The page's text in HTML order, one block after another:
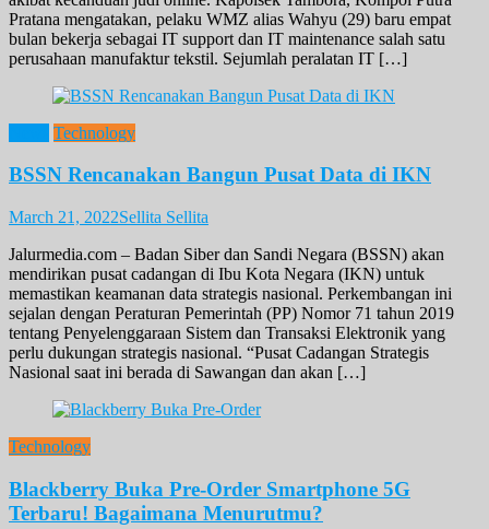
Pratana mengatakan, pelaku WMZ alias Wahyu (29) baru empat
bulan bekerja sebagai IT support dan IT maintenance salah satu
perusahaan manufaktur tekstil. Sejumlah peralatan IT […]
Technology
BSSN Rencanakan Bangun Pusat Data di IKN
March 21, 2022Sellita Sellita
Jalurmedia.com – Badan Siber dan Sandi Negara (BSSN) akan
mendirikan pusat cadangan di Ibu Kota Negara (IKN) untuk
memastikan keamanan data strategis nasional. Perkembangan ini
sejalan dengan Peraturan Pemerintah (PP) Nomor 71 tahun 2019
tentang Penyelenggaraan Sistem dan Transaksi Elektronik yang
perlu dukungan strategis nasional. “Pusat Cadangan Strategis
Nasional saat ini berada di Sawangan dan akan […]
Technology
Blackberry Buka Pre-Order Smartphone 5G
Terbaru! Bagaimana Menurutmu?